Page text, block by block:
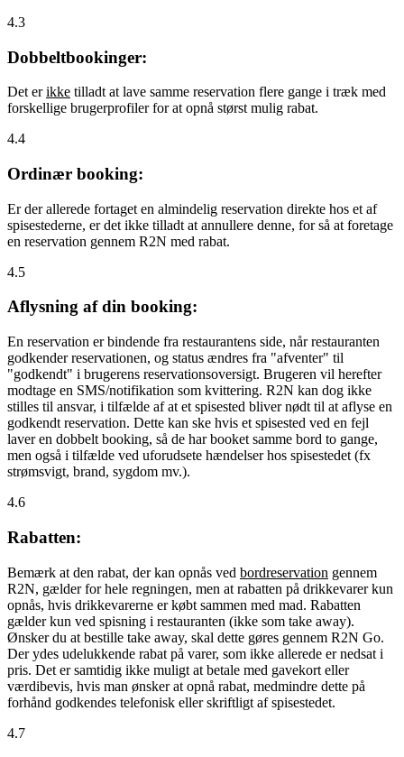
4.3
Dobbeltbookinger:
Det erikke tilladt at lave samme reservation flere gange i træk med
forskellige brugerprofiler for at opnå størst mulig rabat.
4.4
Ordinær booking:
Er der allerede fortaget en almindelig reservation direkte hos et af
spisestederne, er det ikke tilladt at annullere denne, for så at foretage
en reservation gennem R2N med rabat.
4.5
Aflysning af din booking:
En reservation er bindende fra restaurantens side, når restauranten
godkender reservationen, og status ændres fra "afventer" til
"godkendt" i brugerens reservationsoversigt. Brugeren vil herefter
modtage en SMS/notifikation som kvittering. R2N kan dog ikke
stilles til ansvar, i tilfælde af at et spisested bliver nødt til at aflyse en
godkendt reservation. Dette kan ske hvis et spisested ved en fejl
laver en dobbelt booking, så de har booket samme bord to gange,
men også i tilfælde ved uforudsete hændelser hos spisestedet (fx
strømsvigt, brand, sygdom mv.).
4.6
Rabatten:
Bemærk at den rabat, der kan opnås ved bordreservation gennem
R2N, gælder for hele regningen, men at rabatten på drikkevarer kun
opnås, hvis drikkevarerne er købt sammen med mad. Rabatten
gælder kun ved spisning i restauranten (ikke som take away).
Ønsker du at bestille take away, skal dette gøres gennem R2N Go.
Der ydes udelukkende rabat på varer, som ikke allerede er nedsat i
pris. Det er samtidig ikke muligt at betale med gavekort eller
værdibevis, hvis man ønsker at opnå rabat, medmindre dette på
forhånd godkendes telefonisk eller skriftligt af spisestedet.
4.7